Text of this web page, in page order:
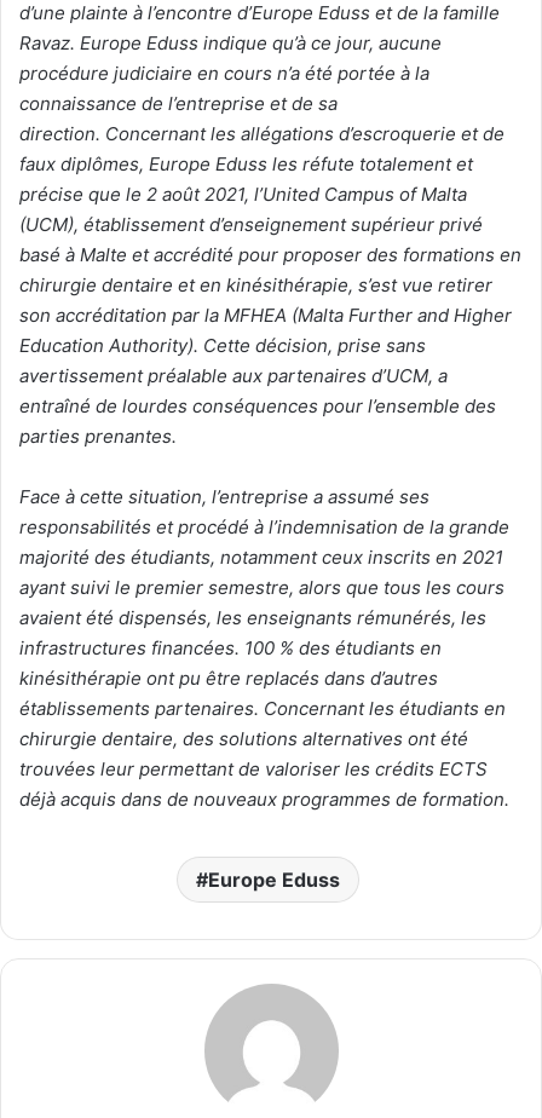
d’une plainte à l’encontre d’Europe Eduss et de la famille
Ravaz. Europe Eduss indique qu’à ce jour, aucune
procédure judiciaire en cours n’a été portée à la
connaissance de l’entreprise et de sa
direction. Concernant les allégations d’escroquerie et de
faux diplômes, Europe Eduss les réfute totalement et
précise que le 2 août 2021, l’United Campus of Malta
(UCM), établissement d’enseignement supérieur privé
basé à Malte et accrédité pour proposer des formations en
chirurgie dentaire et en kinésithérapie, s’est vue retirer
son accréditation par la MFHEA (Malta Further and Higher
Education Authority). Cette décision, prise sans
avertissement préalable aux partenaires d’UCM, a
entraîné de lourdes conséquences pour l’ensemble des
parties prenantes.
Face à cette situation, l’entreprise a assumé ses
responsabilités et procédé à l’indemnisation de la grande
majorité des étudiants, notamment ceux inscrits en 2021
ayant suivi le premier semestre, alors que tous les cours
avaient été dispensés, les enseignants rémunérés, les
infrastructures financées. 100 % des étudiants en
kinésithérapie ont pu être replacés dans d’autres
établissements partenaires. Concernant les étudiants en
chirurgie dentaire, des solutions alternatives ont été
trouvées leur permettant de valoriser les crédits ECTS
déjà acquis dans de nouveaux programmes de formation.
Europe Eduss